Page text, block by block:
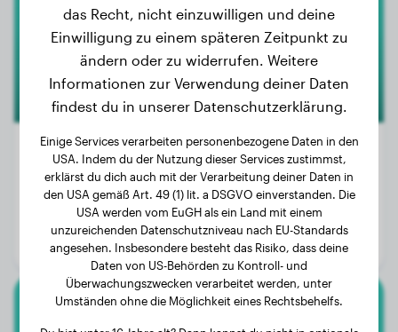
Gewicht:
23 kg
1 Jahr, 6 Monate
Geschlecht:
Rüde
das Recht, nicht einzuwilligen und deine
Einwilligung zu einem späteren Zeitpunkt zu
ändern oder zu widerrufen. Weitere
Informationen zur Verwendung deiner Daten
findest du in unserer Datenschutzerklärung.
Einige Services verarbeiten personenbezogene Daten in den
USA. Indem du der Nutzung dieser Services zustimmst,
erklärst du dich auch mit der Verarbeitung deiner Daten in
den USA gemäß Art. 49 (1) lit. a DSGVO einverstanden. Die
USA werden vom EuGH als ein Land mit einem
unzureichenden Datenschutzniveau nach EU-Standards
angesehen. Insbesondere besteht das Risiko, dass deine
Daten von US-Behörden zu Kontroll- und
Überwachungszwecken verarbeitet werden, unter
Umständen ohne die Möglichkeit eines Rechtsbehelfs.